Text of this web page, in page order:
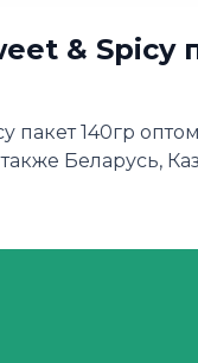
& Spicy
пакет 140гр
Беларусь,